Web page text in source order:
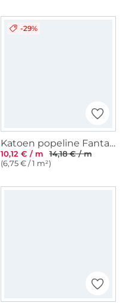
-29%
Katoen popeline Fantasy Animals, turquoise
10,12 € / m
14,18 € / m
(6,75 € / 1 m²)